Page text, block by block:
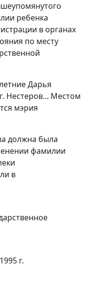
ребенка
в органах
по месту
Дарья
Нестеров... Местом
мэрия
должна была
фамилии
в
г.